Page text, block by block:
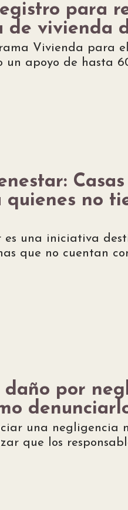
para
de vivienda
Vivienda para
un apoyo de hasta
quienes no
es una iniciativa
que no cuentan
daño por
una negligencia
que los